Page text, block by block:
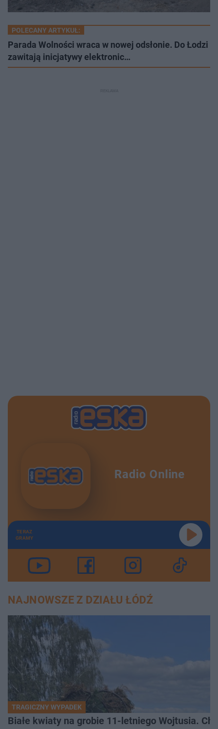
POLECANY ARTYKUŁ:
Parada Wolności wraca w nowej odsłonie. Do Łodzi
zawitają inicjatywy elektronic…
Radio Online
TERAZ
GRAMY
NAJNOWSZE Z DZIAŁU ŁÓDŹ
TRAGICZNY WYPADEK
Białe kwiaty na grobie 11-letniego Wojtusia.